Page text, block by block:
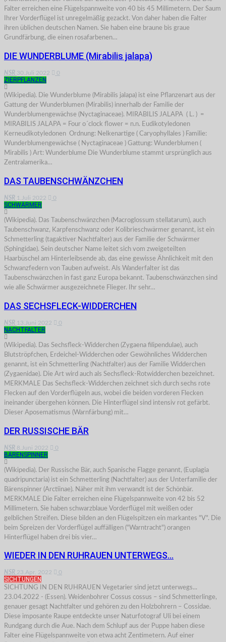
Falter erreichen eine Flügelspannweite von 40 bis 45 Millimetern. Der Saum
Ihrer Vorderflügel ist unregelmäßig gezackt. Von daher haben die Falter
ihren üblichen deutschen Namen. Sie haben eine braune bis graue
Grundfärbung, die einen rosafarbenen…
DIE WUNDERBLUME (Mirabilis jalapa)
NSR 30.Juli 2022 0
ZIERPFLANZEN
(Wikipedia). Die Wunderblume (Mirabilis jalapa) ist eine Pflanzenart aus der
Gattung der Wunderblumen (Mirabilis) innerhalb der Familie der
Wunderblumengewächse (Nyctaginaceae). MIRABILIS JALAPA ( L. ) =
MIRABILIS JALAPA = Four o´clock flower = n.n. Eudikotyledonen
Kerneudikotyledonen Ordnung: Nelkenartige ( Caryophyllales ) Familie:
Wunderblumengewächse ( Nyctaginaceae ) Gattung: Wunderblumen (
Mirabilis ) Art: Wunderblume Die Wunderblume stammt ursprünglich aus
Zentralamerika…
DAS TAUBENSCHWÄNZCHEN
NSR 1.Juli 2022 0
SCHWÄRMER
(Wikipedia). Das Taubenschwänzchen (Macroglossum stellatarum), auch
Taubenschwanz, Karpfenschwanz oder Kolibrieschwärmer genannt, ist ein
Schmetterling (tagaktiver Nachtfalter) aus der Familie der Schwärmer
(Sphingidae). Sein deutscher Name leitet sich vom zweigeteilten
Haarbüschel am Hinterleibsende ab, das eine gewisse Ähnlichkeit mit den
Schwanzfedern von Tauben aufweist. Als Wanderfalter ist das
Taubenschwänzchen in fast ganz Europa bekannt. Taubenschwänzchen sind
wie alle Schwärmer ausgezeichnete Flieger. Ihr sehr…
DAS SECHSFLECK-WIDDERCHEN
NSR 13.Juni 2022 0
NACHTFALTER
(Wikipedia). Das Sechsfleck-Widderchen (Zygaena filipendulae), auch
Blutströpfchen, Erdeichel-Widderchen oder Gewöhnliches Widderchen
genannt, ist ein Schmetterling (Nachtfalter) aus der Familie Widderchen
(Zygaenidae). Die Art wird auch als Sechsfleck-Rotwidderchen bezeichnet.
MERKMALE Das Sechsfleck-Widderchen zeichnet sich durch sechs rote
Flecken auf den Vorderflügeln aus, wobei die beiden vorderen Flecken
ineinander übergehen können. Die Hinterflügel sind intensiv rot gefärbt.
Dieser Aposematismus (Warnfärbung) mit…
DER RUSSISCHE BÄR
NSR 8.Juni 2022 0
BÄRENSPINNER
(Wikipedia). Der Russische Bär, auch Spanische Flagge genannt, (Euplagia
quadripunctaria) ist ein Schmetterling (Nachtfalter) aus der Unterfamilie der
Bärenspinner (Arctiinae). Näher mit ihm verwandt ist der Schönbär.
MERKMALE Die Falter erreichen eine Flügelspannweite von 42 bis 52
Millimetern. Sie haben schwarzblaue Vorderflügel mit weißen oder
gelblichen Streifen. Diese bilden an den Flügelspitzen ein markantes "V". Die
beim Spreizen der Vorderflügel auffälligen ("Warntracht") orangen
Hinterflügel haben drei bis vier…
WIEDER IN DEN RUHRAUEN UNTERWEGS…
NSR 23.Apr. 2022 0
SICHTUNGEN
SICHTUNG IN DEN RUHRAUEN Vegetarier sind jetzt unterwegs...
23.04.2022 - (Essen). Weidenbohrer Cossus cossus – sind Schmetterlinge,
genauer gesagt Nachtfalter und gehören zu den Holzbohrern – Cossidae.
Diese imposante Raupe entdeckte unser Naturfotograf Uli bei einem
Rundgang durch die Aue. Nach dem Schlupf aus der Puppe haben diese
Falter eine Flügelspannweite von etwa acht Zentimetern. Auf einer